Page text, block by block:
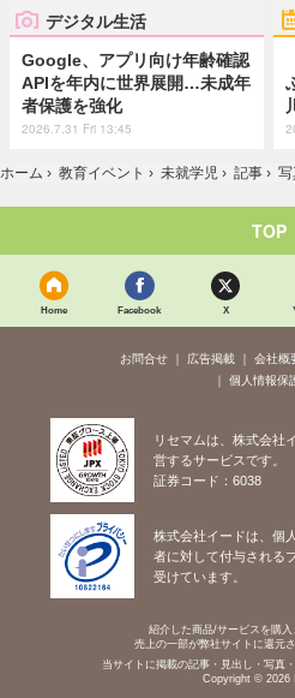
デジタル生活
Google、アプリ向け年齢確認
APIを年内に世界展開…未成年
者保護を強化
2026.7.31 Fri 13:45
ホーム › 教育イベント › 未就学児 › 記事 ›
TOP
Home Facebook X
お問合せ 広告掲載 会社概
個人情報保
リセマムは、株式会社
営するサービスです。
証券コード：6038
株式会社イードは、個
者に対して付与される
受けています。
紹介した商品/サービスを購入
売上の一部が弊社サイトに還元
当サイトに掲載の記事・見出し・写真
Copyright © 2026